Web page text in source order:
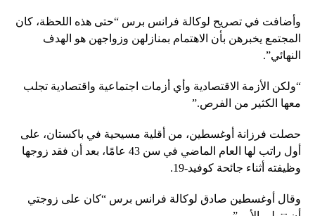
وأضافت في تصريح لوكالة فرانس برس “حتى هذه اللحظة، كان
المجتمع يخبرهن بأن الاهتمام بمنازلهن وزواجهن هو الهدف
النهائي”.
“ولكن الأزمة الاقتصادية وأي أزمات اجتماعية واقتصادية تجلب
معها الكثير من الفرص.”
حصلت فرزانة أوغسطين، من أقلية مسيحية في باكستان، على
أول راتب لها العام الماضي في سن 43 عامًا، بعد أن فقد زوجها
وظيفته أثناء جائحة كوفيد-19.
وقال أوغسطين صادق لوكالة فرانس برس “كان على زوجتي